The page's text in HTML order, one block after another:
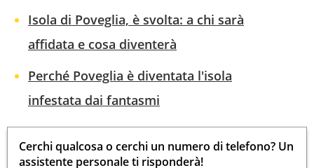
Isola di Poveglia, è svolta: a chi sarà
affidata e cosa diventerà
Perché Poveglia è diventata l'isola
infestata dai fantasmi
Cerchi qualcosa o cerchi un numero di telefono? Un
assistente personale ti risponderà!